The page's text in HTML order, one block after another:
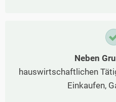
Neben
hauswirtschaftlichen
Einkaufen,